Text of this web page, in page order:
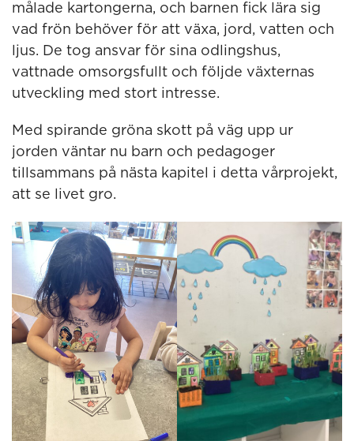
målade kartongerna, och barnen fick lära sig
vad frön behöver för att växa, jord, vatten och
ljus. De tog ansvar för sina odlingshus,
vattnade omsorgsfullt och följde växternas
utveckling med stort intresse.
Med spirande gröna skott på väg upp ur
jorden väntar nu barn och pedagoger
tillsammans på nästa kapitel i detta vårprojekt,
att se livet gro.